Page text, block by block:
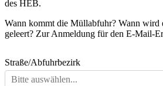
des HEB.
Wann kommt die Müllabfuhr? Wann wird
geleert? Zur Anmeldung für den E-Mail-